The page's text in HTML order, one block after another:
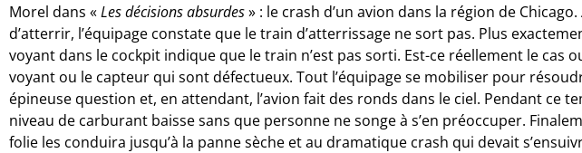
Morel dans «Les décisions absurdes» : le crash d’un avion dans la région de
d’atterrir, l’équipage constate que le train d’atterrissage ne sort pas. Plus
voyant dans le cockpit indique que le train n’est pas sorti. Est-ce réellement le cas
voyant ou le capteur qui sont défectueux. Tout l’équipage se mobiliser pour
épineuse question et, en attendant, l’avion fait des ronds dans le ciel. Pendant ce
niveau de carburant baisse sans que personne ne songe à s’en préoccuper.
folie les conduira jusqu’à la panne sèche et au dramatique crash qui devait